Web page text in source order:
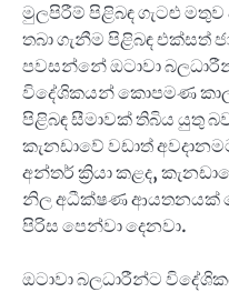
මුලපිරීම් පිළිබඳ ගැටළු
තබා ගැනීම පිළිබඳ එක්සත්
පවසන්නේ ඔටාවා
විදේශිකයන් කොපමණ
පිළිබඳ සීමාවක් තිබිය යුතු
කැනඩාවේ වඩාත්
අන්තර් ක්‍රියා කළද,
නිල අධීක්ෂණ ආයතනයක්
පිරිස පෙන්වා දෙනවා.
ඔටාවා බලධාරීන්ට